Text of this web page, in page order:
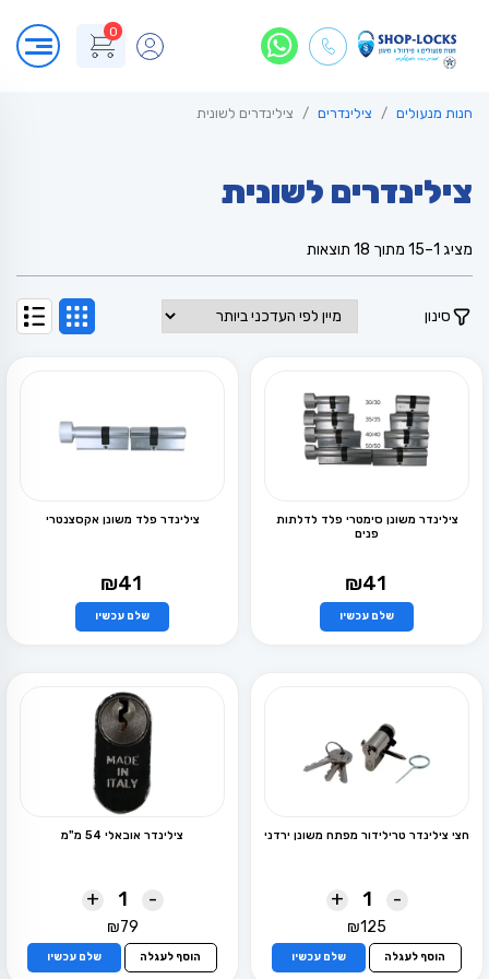
0
חנות מנעולים צילינדרים צילינדרים לשונית
צילינדרים לשונית
מציג 1–15 מתוך 18 תוצאות
העדכני
ביותר
סינון
צילינדר משונן סימטרי פלד לדלתות
פנים
₪41
שלם עכשיו
למוצר
את
האפשרויות
בעמוד
צילינדר פלד משונן אקסצנטרי
₪41
שלם עכשיו
למוצר
סוגים.
ניתן
לבחור
את
האפשרויות
בעמוד
המוצר
חצי צילינדר טרילידור מפתח משונן ירדני
-
+
₪125
הוסף לעגלה שלם עכשיו
צילינדר אובאלי 54 מ"מ
-
+
₪79
הוסף לעגלה שלם עכשיו